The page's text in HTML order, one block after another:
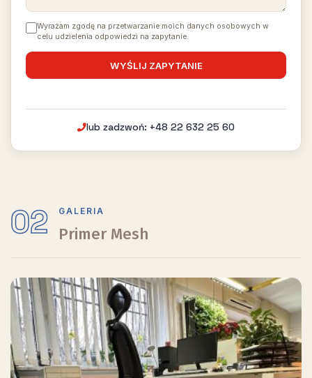
Wyrażam zgodę na przetwarzanie moich danych osobowych w
celu udzielenia odpowiedzi na zapytanie.
lub zadzwoń: +48 22 632 25 60
02 GALERIA
Primer Mesh